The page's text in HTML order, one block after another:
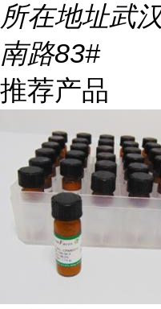
所在地址武
南路83#
推荐产品